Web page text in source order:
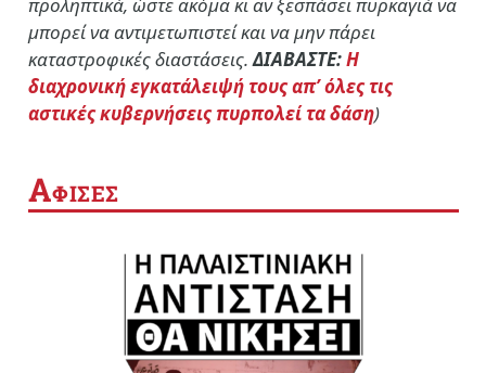
μπορεί να αντιμετωπιστεί και να μην πάρει
καταστροφικές διαστάσεις.ΔΙΑΒΑΣΤΕ:Η
διαχρονική εγκατάλειψή τους απ’ όλες τις
αστικές κυβερνήσεις πυρπολεί τα δάση)
ΑΦΙΣΕΣ